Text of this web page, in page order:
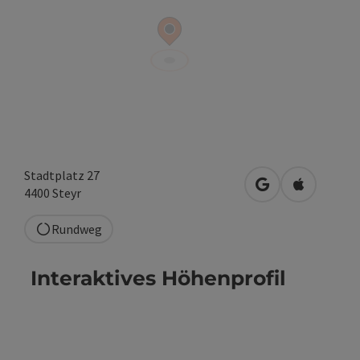
Stadtplatz 27
4400 Steyr in Google Maps
in Apple
Rundweg
Interaktives Höhenprofil